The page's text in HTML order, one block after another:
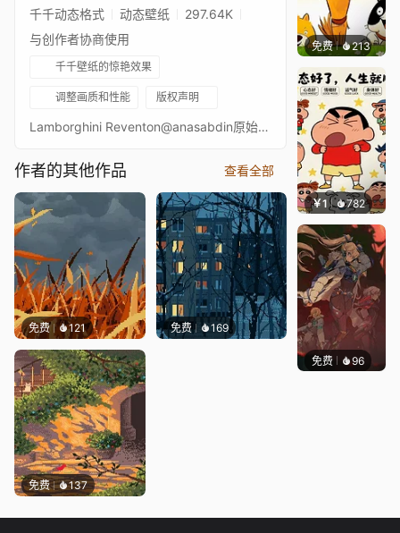
千千动态格式 动态壁纸
297.64K
与创作者协商使用
千千壁纸的惊艳效果
调整画质和性能 版权声明
Lamborghini Reventon@anasabdin原始GIF尺寸320x20040手绘帧5种颜色
作者的其他作品 查看全部
免费 121 免费 169
免费 137
免费 213渔小小
￥1 782渔小小
免费 96 Nesu